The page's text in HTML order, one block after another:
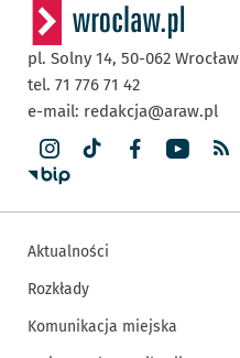
pl. Solny 14, 50-062 Wrocław
tel. 71 776 71 42
e-mail: redakcja@araw.pl
Aktualności
Rozkłady
Komunikacja miejska